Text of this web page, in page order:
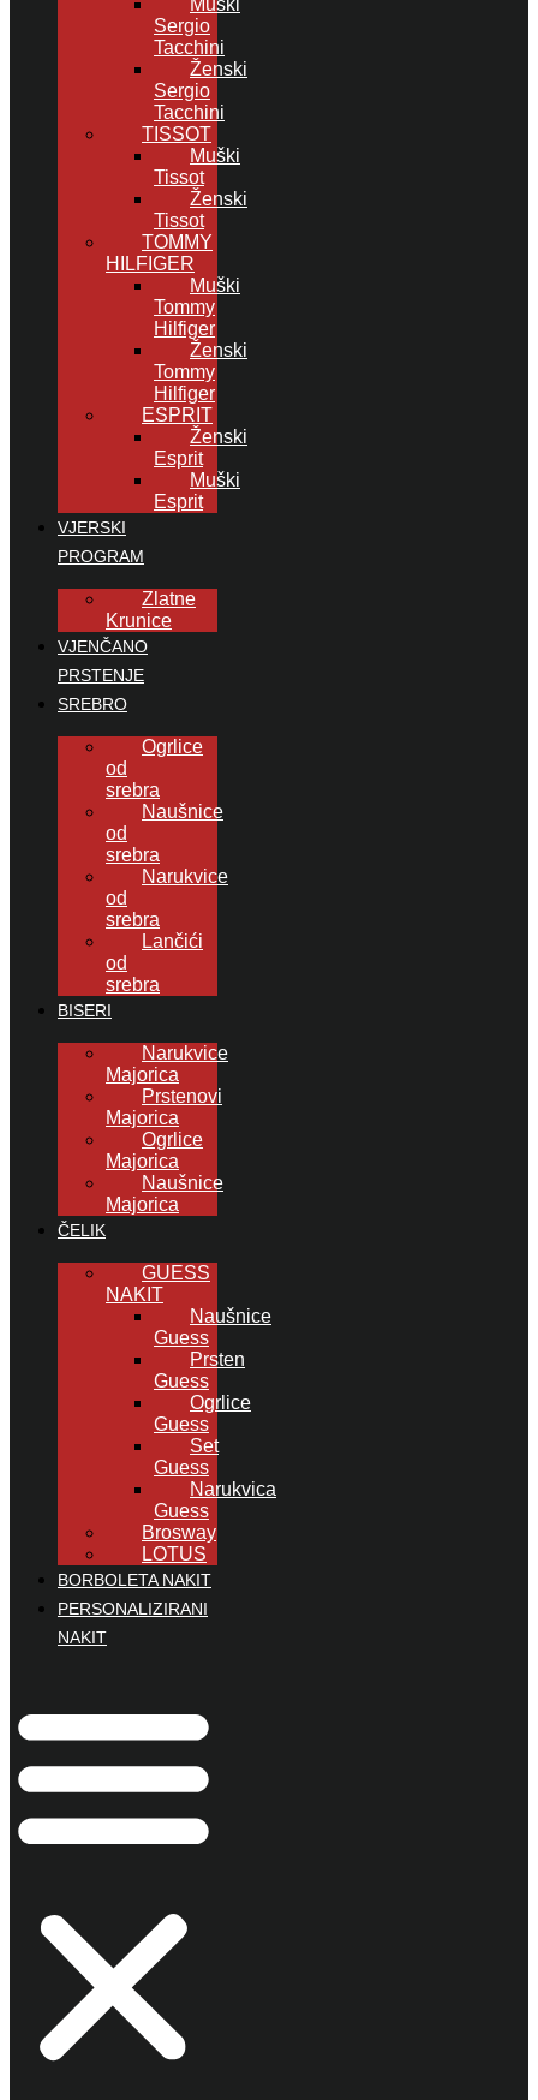
Muški
Sergio
Tacchini
Ženski
Sergio
Tacchini
TISSOT
Muški
Tissot
Ženski
Tissot
TOMMY
HILFIGER
Muški
Tommy
Hilfiger
Ženski
Tommy
Hilfiger
ESPRIT
Ženski
Esprit
Muški
Esprit
VJERSKI
PROGRAM
Zlatne
Krunice
VJENČANO
PRSTENJE
SREBRO
Ogrlice
od
srebra
Naušnice
od
srebra
Narukvice
od
srebra
Lančići
od
srebra
BISERI
Narukvice
Majorica
Prstenovi
Majorica
Ogrlice
Majorica
Naušnice
Majorica
ČELIK
GUESS
NAKIT
Naušnice
Guess
Prsten
Guess
Ogrlice
Guess
Set
Guess
Narukvica
Guess
Brosway
LOTUS
BORBOLETA NAKIT
PERSONALIZIRANI
NAKIT